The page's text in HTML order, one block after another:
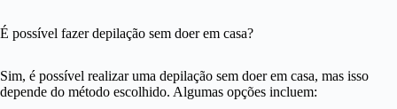
É possível fazer depilação sem doer em casa?
Sim, é possível realizar uma depilação sem doer em casa, mas isso
depende do método escolhido. Algumas opções incluem: